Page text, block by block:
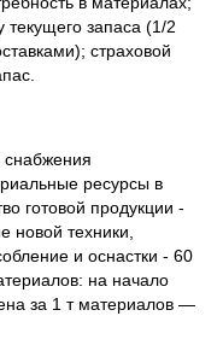
запаса (1/2
страховой
снабжения
ресурсы в
готовой продукции -
новой техники,
и оснастки - 60
на начало
за 1 т материалов —